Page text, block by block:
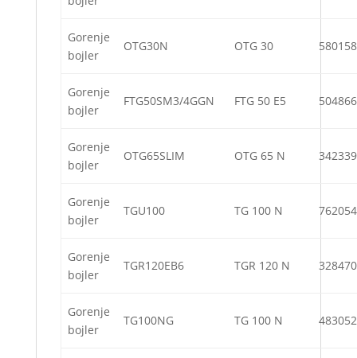
Gorenje
bojler
OTG30N OTG 30 580158
Gorenje
bojler
FTG50SM3/4GGN FTG 50 E5 504866
Gorenje
bojler
OTG65SLIM OTG 65 N 342339
Gorenje
bojler
TGU100 TG 100 N 762054
Gorenje
bojler
TGR120EB6 TGR 120 N 328470
Gorenje
bojler
TG100NG TG 100 N 483052